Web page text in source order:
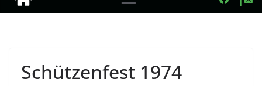
Schützenfest 1974